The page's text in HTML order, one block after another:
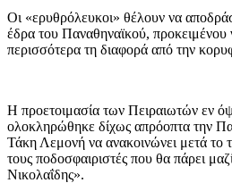
Οι «ερυθρόλευκοι» θέλουν να
έδρα του Παναθηναϊκού,
περισσότερα τη διαφορά από την
Η προετοιμασία των Πειραιωτών εν
ολοκληρώθηκε δίχως απρόοπτα την
Τάκη Λεμονή να ανακοινώνει μετά το
τους ποδοσφαιριστές που θα πάρει
Νικολαΐδης».